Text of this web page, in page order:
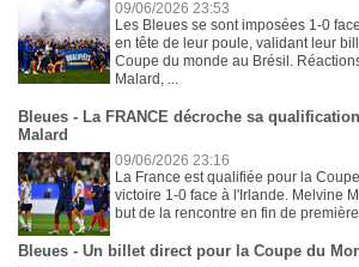
09/06/2026 23:53
Les Bleues se sont imposées 1-0
en tête de leur poule, validant leur
Coupe du monde au Brésil.
Malard, ...
Bleues - La FRANCE décroche sa
Malard
09/06/2026 23:16
La France est qualifiée pour la
victoire 1-0 face à l'Irlande. Melvine
but de la rencontre en fin de
Bleues - Un billet direct pour la Coupe du